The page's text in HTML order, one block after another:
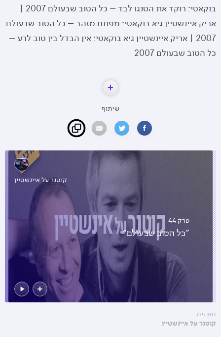
בוקאטי: רוקד את הטנגו לבד – כל הטוב שבעולם 2007 |
אריק איינשטיין גיא בוקאטי: מפתח מזהב – כל הטוב שבעולם
2007 | אריק איינשטיין גיא בוקאטי: אין הבדל בין טוב לרע –
כל הטוב שבעולם 2007
שיתוף
קוטנר על איינשטיין
פרק 44
"כל הטוב שבעולם"
תוכנית:
קוטנר על איינשטיין